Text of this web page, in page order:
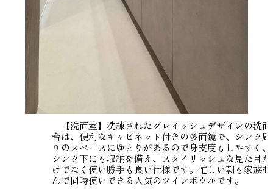
【洗面室】洗練されたグレイッシュデザインの洗面
台は、便利なキャビネット付きの多面鏡で、シンク周
りのスペースにゆとりがあるので身支度もしやすく、
シンク下にも収納を備え、スタイリッシュな見た目だ
けでなく使い勝手も良い仕様です。忙しい朝も家族並
んで同時使いできる人気のツインボウルです。